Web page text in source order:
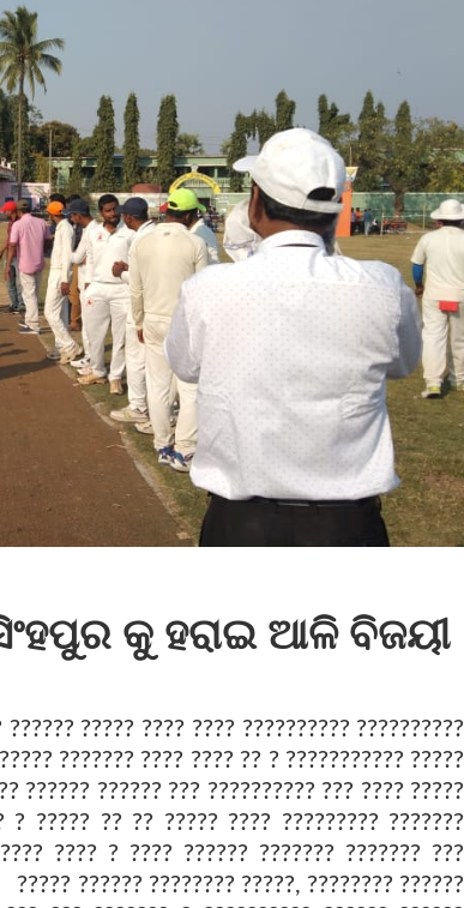
କୁ ହରାଇ ଆଳି ବିଜୟୀ
????? ???? ???? ?????????? ??????????
??????? ???? ???? ?? ? ??????????? ?????
?????? ?????? ??? ?????????? ??? ???? ?????
????? ?? ?? ????? ???? ????????? ???????
???? ? ???? ?????? ??????? ??????? ???
?????? ???????? ?????, ???????? ??????